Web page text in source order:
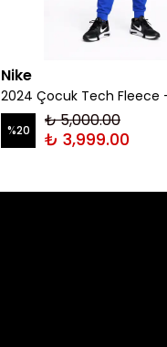
Nike
2024 Çocuk Tech Fleece
%20 ₺ 5,000.00
₺ 3,999.00